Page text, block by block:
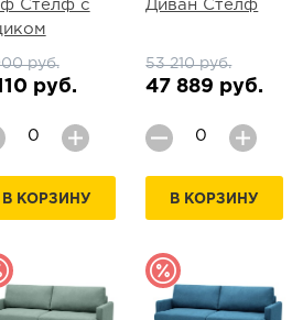
Стелф с
руб.
руб.
В КОРЗИНУ
Диван Стелф
53 210 руб.
47 889 руб.
В КОРЗИНУ